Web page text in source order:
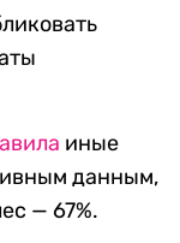
иные
данным,
— 67%.